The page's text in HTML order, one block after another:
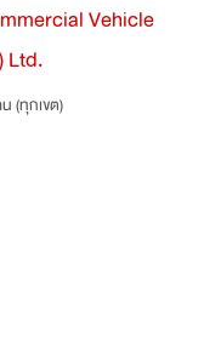
Vehicle
Ltd.
(ทุกเขต)